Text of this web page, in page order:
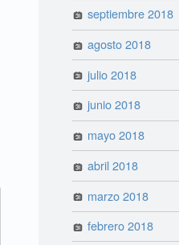
septiembre 2018
agosto 2018
julio 2018
junio 2018
mayo 2018
abril 2018
marzo 2018
febrero 2018